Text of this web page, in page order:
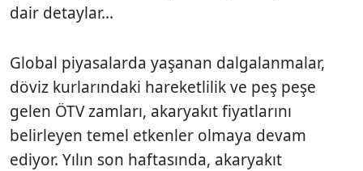
dair detaylar...
Global piyasalarda yaşanan dalgalanmalar,
döviz kurlarındaki hareketlilik ve peş peşe
gelen ÖTV zamları, akaryakıt fiyatlarını
belirleyen temel etkenler olmaya devam
ediyor. Yılın son haftasında, akaryakıt